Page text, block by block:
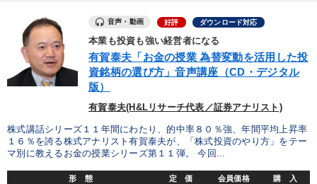
コロナ禍対策 会社数字を学ぶ 井上和弘
※「更新」を押すと「タグ・キーワード」を更新いただけます。
音声・動画 好評 ダウンロード対応
本業も投資も強い経営者になる
有賀泰夫「お金の授業 為替変動を活用した投
資銘柄の選び方」音声講座（CD・デジタル
版）
有賀泰夫(H&Lリサーチ代表／証券アナリスト)
株式講話シリーズ１１年間にわたり、的中率８０％強、年間平均上昇率
１６％を誇る株式アナリスト有賀泰夫が、「株式投資のやり方」をテー
マ別に教えるお金の授業シリーズ第１１弾。 今回...
形 態 定 価 会員価格 購 入